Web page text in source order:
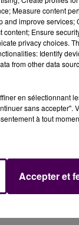
dans le
, dans la
d'Alençon,
de
Measure content
improve
Ensure
privacy choices.
Identify
from other data
en sélectionnant
sans accepter".
à tout
Accepter et